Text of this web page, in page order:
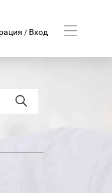
/ Вход